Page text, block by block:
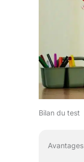
Bilan du test
Avantages